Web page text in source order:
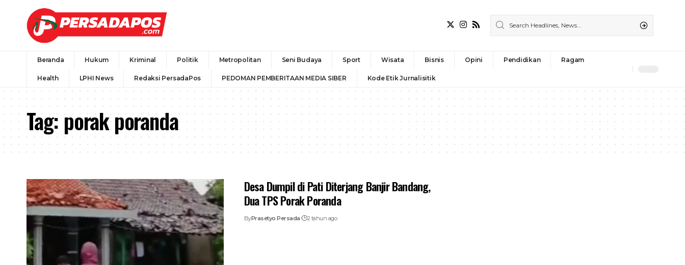
Beranda Hukum Kriminal Politik Metropolitan Seni Budaya Sport Wisata Bisnis Opini Pendidikan Ragam
Health LPHI News Redaksi PersadaPos PEDOMAN PEMBERITAAN MEDIA SIBER Kode Etik Jurnalisitik
Tag:porak poranda
Desa Dumpil di Pati Diterjang Banjir Bandang,
Dua TPS Porak Poranda
ByPrasetyo Persada 2 tahun ago